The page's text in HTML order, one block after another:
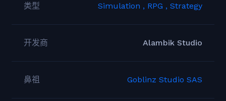
类型 Simulation , RPG , Strategy
开发商 Alambik Studio
鼻祖 Goblinz Studio SAS